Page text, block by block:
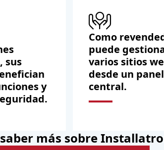
sus
y
Como
puede
varios sitios
desde un panel
central.
más sobre